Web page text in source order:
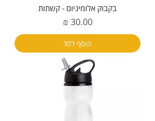
בקבוק אלומיניום - קשתות
מחיר‏30.00 ‏₪
הוסף לסל